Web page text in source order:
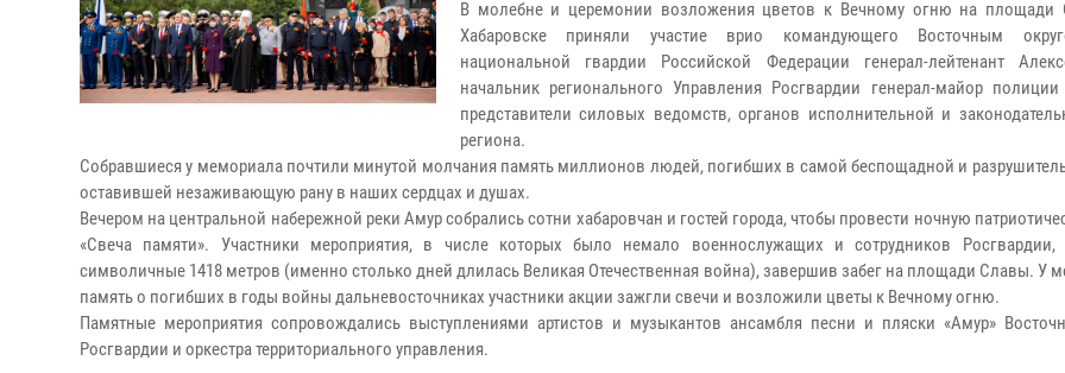
В молебне и церемонии возложения цветов к Вечному огню на площади
Хабаровске приняли участие врио командующего Восточным
национальной гвардии Российской Федерации генерал-лейтенант
начальник регионального Управления Росгвардии генерал-майор
представители силовых ведомств, органов исполнительной и
региона.
Собравшиеся у мемориала почтили минутой молчания память миллионов людей, погибших в самой беспощадной и
оставившей незаживающую рану в наших сердцах и душах.
Вечером на центральной набережной реки Амур собрались сотни хабаровчан и гостей города, чтобы провести ночную
«Свеча памяти». Участники мероприятия, в числе которых было немало военнослужащих и сотрудников Росгвардии,
символичные 1418 метров (именно столько дней длилась Великая Отечественная война), завершив забег на площади Славы. У
память о погибших в годы войны дальневосточниках участники акции зажгли свечи и возложили цветы к Вечному огню.
Памятные мероприятия сопровождались выступлениями артистов и музыкантов ансамбля песни и пляски «Амур»
Росгвардии и оркестра территориального управления.